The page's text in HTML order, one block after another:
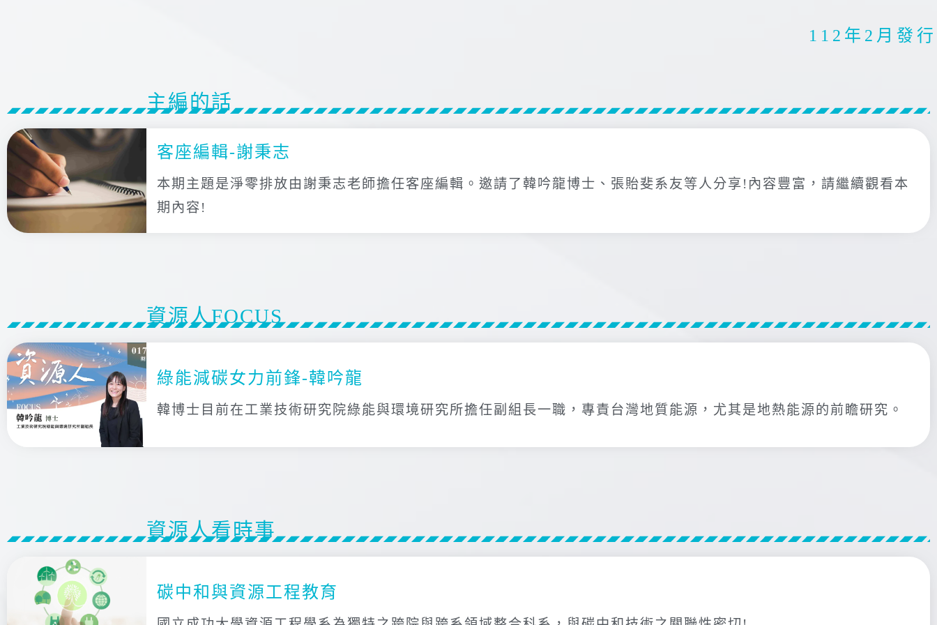
112年2月發行
主編的話
客座編輯-謝秉志
本期主題是淨零排放由謝秉志老師擔任客座編輯。邀請了韓吟龍博士、張貽斐系友等人分享!內容豐富，請繼續觀看本
期內容!
資源人FOCUS
綠能減碳女力前鋒-韓吟龍
韓博士目前在工業技術研究院綠能與環境研究所擔任副組長一職，專責台灣地質能源，尤其是地熱能源的前瞻研究。
資源人看時事
碳中和與資源工程教育